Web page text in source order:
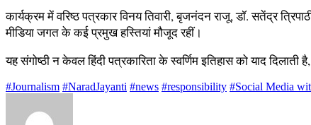
कार्यक्रम में वरिष्ठ पत्रकार विनय तिवारी, बृजनंदन राजू, डॉ. सतेंद्र
मीडिया जगत के कई प्रमुख हस्तियां मौजूद रहीं।
यह संगोष्ठी न केवल हिंदी पत्रकारिता के स्वर्णिम इतिहास को याद
#Journalism #NaradJayanti #news #responsibility #Social Media